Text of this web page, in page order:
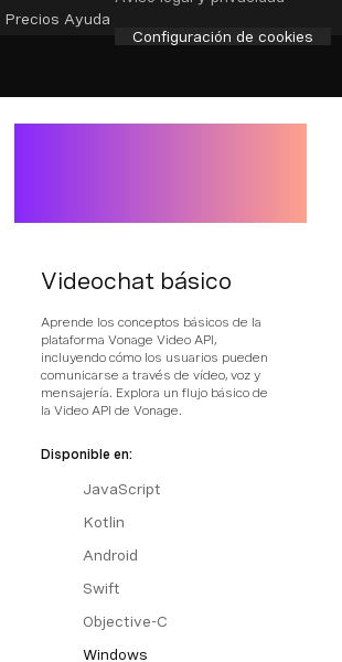
Precios Ayuda
Configuración de cookies
Videochat básico
Aprende los conceptos básicos de la
plataforma Vonage Video API,
incluyendo cómo los usuarios pueden
comunicarse a través de vídeo, voz y
mensajería. Explora un flujo básico de
la Video API de Vonage.
Disponible en:
JavaScript
Kotlin
Android
Swift
Objective-C
Windows